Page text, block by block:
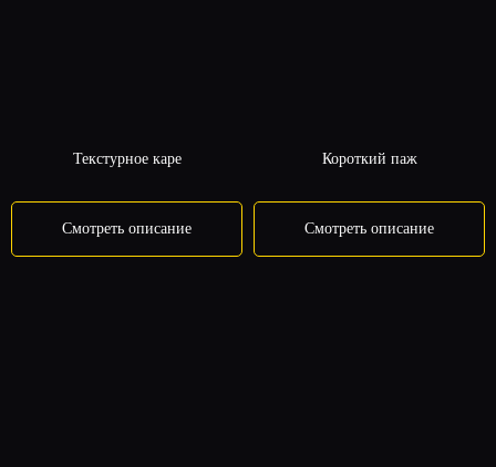
Текстурное каре
Смотреть описание
Короткий паж
Смотреть описание